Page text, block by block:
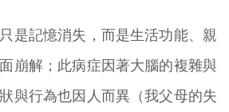
是記憶消失，而是生活功能、親
崩解；此病症因著大腦的複雜與
與行為也因人而異（我父母的失